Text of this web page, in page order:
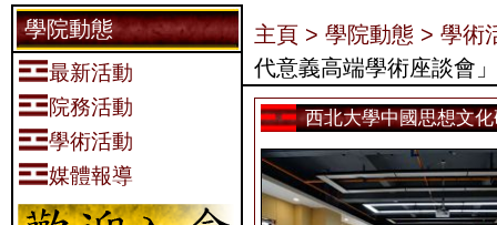
學院動態
最新活動
院務活動
學術活動
媒體報導
主頁 > 學院動態 > 學術
代意義高端學術座談會」
西北大學中國思想文